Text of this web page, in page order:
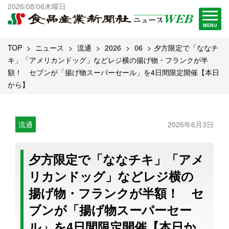
2026/08/06木曜日
MENU
出版物一覧へ
試読・購読申し込み
TOP ニュース 流通 2026 06
夕方限定で「ななチ
キ」「アメリカンドッグ」などレジ横の揚げ物・フランクが半
額！ セブンが「揚げ物スーパーセール」を4日間限定開催【本日
から】
流通 2026年6月3日
夕方限定で「ななチキ」「アメ
リカンドッグ」などレジ横の
揚げ物・フランクが半額！ セ
ブンが「揚げ物スーパーセー